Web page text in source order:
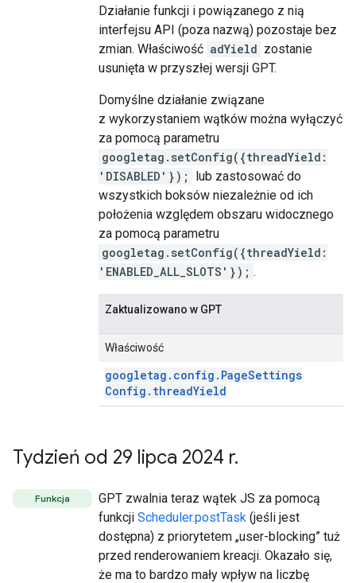
Działanie funkcji i powiązanego z nią
interfejsu API (poza nazwą) pozostaje bez
zmian. Właściwość adYield zostanie
usunięta w przyszłej wersji GPT.
Domyślne działanie związane
z wykorzystaniem wątków można wyłączyć
za pomocą parametru
googletag.setConfig({threadYield:
'DISABLED'});
lub zastosować do
wszystkich boksów niezależnie od ich
położenia względem obszaru widocznego
za pomocą parametru
googletag.setConfig({threadYield:
'ENABLED_ALL_SLOTS'}); .
Zaktualizowano w GPT
Właściwość
googletag . config . PageSettings
Config . threadYield
Tydzień od 29 lipca 2024 r.
Funkcja
GPT zwalnia teraz wątek JS za pomocą
funkcji Scheduler.postTask (jeśli jest
dostępna) z priorytetem „user-blocking” tuż
przed renderowaniem kreacji. Okazało się,
że ma to bardzo mały wpływ na liczbę